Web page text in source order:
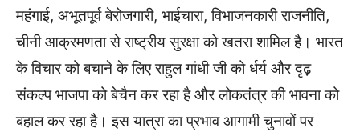
महंगाई, अभूतपूर्व बेरोजगारी, भाईचारा, विभाजनकारी राजनीति,
चीनी आक्रमणता से राष्ट्रीय सुरक्षा को खतरा शामिल है। भारत
के विचार को बचाने के लिए राहुल गांधी जी को र्धर्य और दृढ़
संकल्प भाजपा को बेचैन कर रहा है और लोकतंत्र की भावना को
बहाल कर रहा है। इस यात्रा का प्रभाव आगामी चुनावों पर